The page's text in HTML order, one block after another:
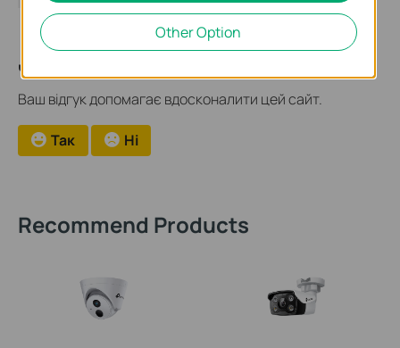
Чи була ця стаття корисною?
Ваш відгук допомагає вдосконалити цей сайт.
Так Ні
Recommend Products
Other Option